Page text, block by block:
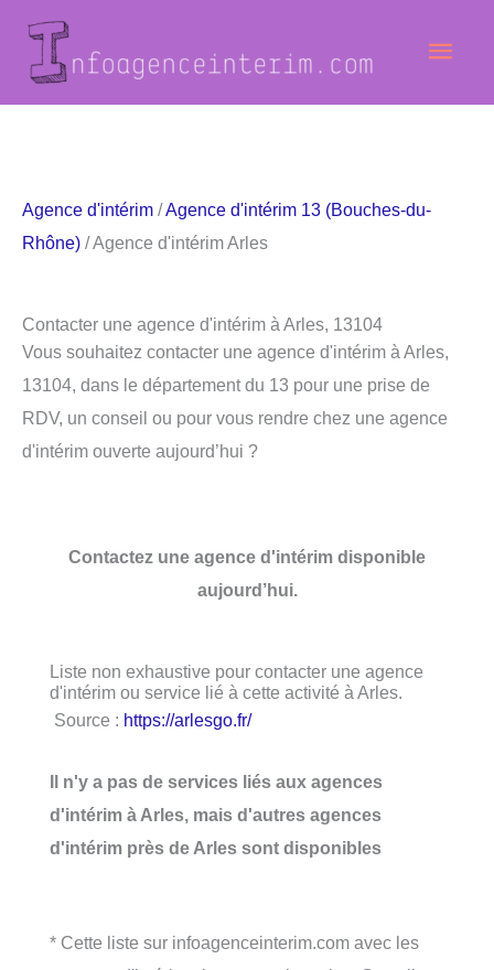
contenu
Agence d'intérim /Agence d'intérim 13 (Bouches-du-
Rhône) / Agence d'intérim Arles
Contacter une agence d'intérim à Arles, 13104
Vous souhaitez contacter une agence d'intérim à Arles,
13104, dans le département du 13 pour une prise de
RDV, un conseil ou pour vous rendre chez une agence
d'intérim ouverte aujourd’hui ?
Contactez une agence d'intérim disponible
aujourd’hui.
Liste non exhaustive pour contacter une agence
d'intérim ou service lié à cette activité à Arles.
Source : https://arlesgo.fr/
Il n'y a pas de services liés aux agences
d'intérim à Arles, mais d'autres agences
d'intérim près de Arles sont disponibles
* Cette liste sur infoagenceinterim.com avec les